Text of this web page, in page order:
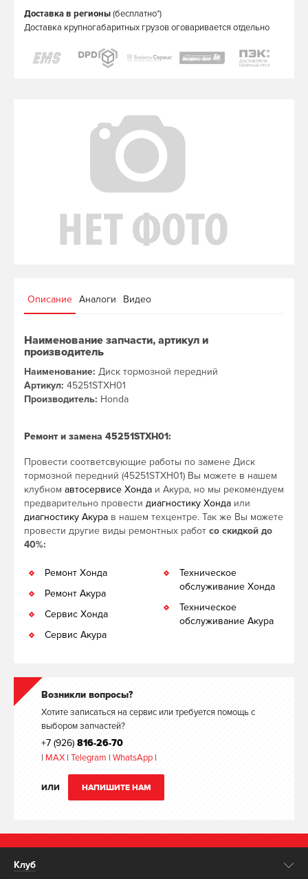
Доставка в регионы(бесплатно*)
Доставка крупногабаритных грузов оговаривается отдельно
Описание Аналоги Видео
Наименование запчасти, артикул и
производитель
Наименование: Диск тормозной передний
Артикул: 45251STXH01
Производитель: Honda
Ремонт и замена 45251STXH01:
Провести соответсвующие работы по замене Диск
тормозной передний (45251STXH01) Вы можете в нашем
клубном автосервисе Хонда и Акура, но мы рекомендуем
предварительно провести диагностику Хонда или
диагностику Акура в нашем техцентре. Так же Вы можете
провести другие виды ремонтных работ со скидкой до
40%:
Ремонт Хонда
Ремонт Акура
Сервис Хонда
Сервис Акура
Техническое
обслуживание Хонда
Техническое
обслуживание Акура
Возникли вопросы?
Хотите записаться на сервис или требуется помощь с
выбором запчастей?
+7 (926) 816-26-70
| MAX | Telegram | WhatsApp |
ИЛИ НАПИШИТЕ НАМ
Клуб